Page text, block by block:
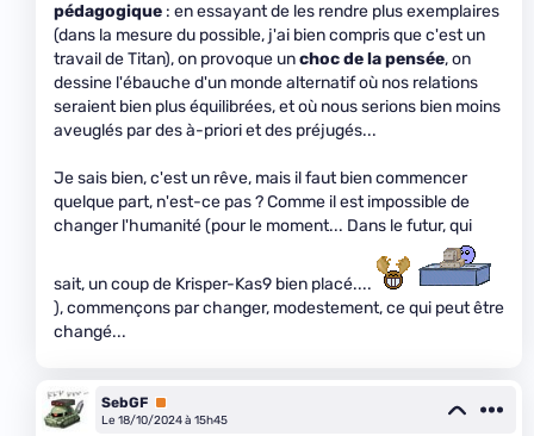
pédagogique : en essayant de les rendre plus exemplaires
(dans la mesure du possible, j'ai bien compris que c'est un
travail de Titan), on provoque unchoc de la pensée, on
dessine l'ébauche d'un monde alternatif où nos relations
seraient bien plus équilibrées, et où nous serions bien moins
aveuglés par des à-priori et des préjugés...
Je sais bien, c'est un rêve, mais il faut bien commencer
quelque part, n'est-ce pas ? Comme il est impossible de
changer l'humanité (pour le moment... Dans le futur, qui
sait, un coup de Krisper-Kas9 bien placé....
), commençons par changer, modestement, ce qui peut être
changé...
SebGF Premium
Le 18/10/2024 à 15h45